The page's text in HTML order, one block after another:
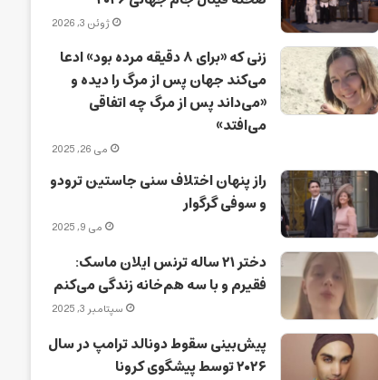
ژوئن 3, 2026
زنی که «برای ۸ دقیقه مرده بود» ادعا
می‌کند جهان پس از مرگ را دیده و
«می‌داند پس از مرگ چه اتفاقی
می‌افتد»
می 26, 2025
راز پنهان اختلاف سنی جاستین ترودو
و سوفی گرگوار
می 9, 2025
دختر ۲۱ ساله ترنس ایلان ماسک:
فقیرم و با سه هم‌خانه زندگی می‌کنم
سپتامبر 3, 2025
پیش‌بینی سقوط دونالد ترامپ در سال
۲۰۲۶ توسط پیشگوی کرونا